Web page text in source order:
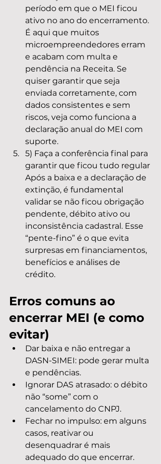
período em que o MEI ficou
ativo no ano do encerramento.
É aqui que muitos
microempreendedores erram
e acabam com multa e
pendência na Receita. Se
quiser garantir que seja
enviada corretamente, com
dados consistentes e sem
riscos, veja como funciona a
declaração anual do MEI com
suporte.
5) Faça a conferência final para
garantir que ficou tudo regular
Após a baixa e a declaração de
extinção, é fundamental
validar se não ficou obrigação
pendente, débito ativo ou
inconsistência cadastral. Esse
“pente-fino” é o que evita
surpresas em financiamentos,
benefícios e análises de
crédito.
Erros comuns ao
encerrar MEI (e como
evitar)
Dar baixa e não entregar a
DASN-SIMEI: pode gerar multa
e pendências.
Ignorar DAS atrasado: o débito
não “some” com o
cancelamento do CNPJ.
Fechar no impulso: em alguns
casos, reativar ou
desenquadrar é mais
adequado do que encerrar.